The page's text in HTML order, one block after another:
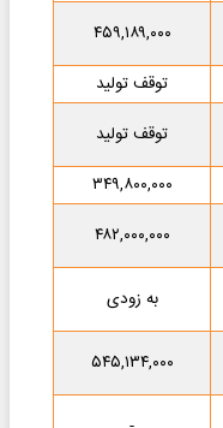
۴۵۹,۱۸۹,۰۰۰
توقف تولید
توقف تولید
۳۴۹,۸۰۰,۰۰۰
۴۸۲,۰۰۰,۰۰۰
به زودی
۵۴۵,۱۳۴,۰۰۰